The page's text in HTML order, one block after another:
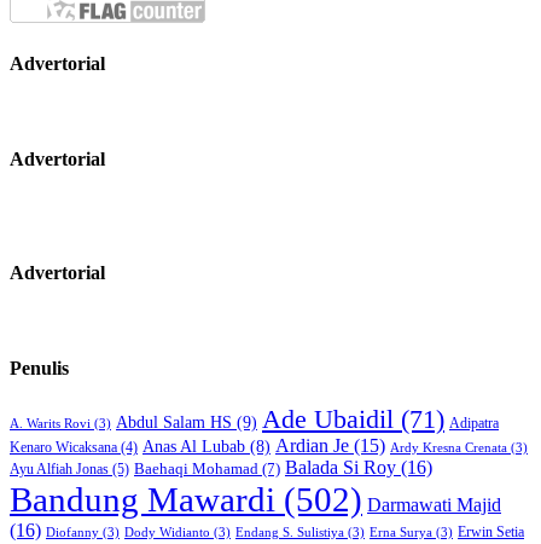
Advertorial
Advertorial
Advertorial
Penulis
A. Warits Rovi (3) Abdul Salam HS (9) Ade Ubaidil (71) Adipatra
Kenaro Wicaksana (4) Anas Al Lubab (8) Ardian Je (15) Ardy Kresna Crenata (3)
Ayu Alfiah Jonas (5) Baehaqi Mohamad (7) Balada Si Roy (16)
Bandung Mawardi (502) Darmawati Majid
(16) Diofanny (3) Dody Widianto (3) Endang S. Sulistiya (3) Erna Surya (3) Erwin Setia